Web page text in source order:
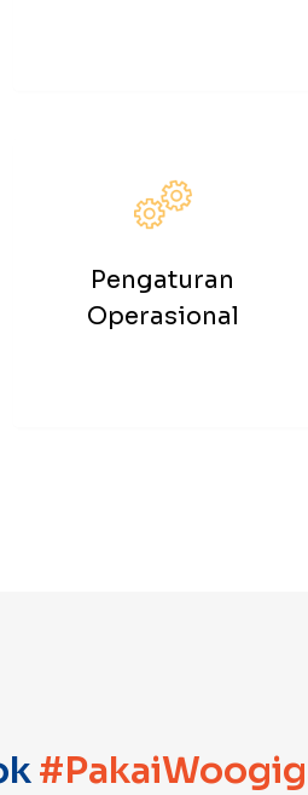
Pengaturan
Operasional